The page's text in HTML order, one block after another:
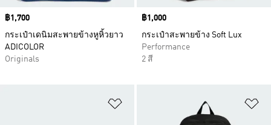
Price
฿1,700
กระเป๋าเดนิมสะพายข้างหูหิ้วยาว
ADICOLOR
Originals
Price
฿1,000
กระเป๋าสะพายข้าง Soft Lux
Performance
2 สี
เพิ่มไปยังรายการสินค้าโปรด